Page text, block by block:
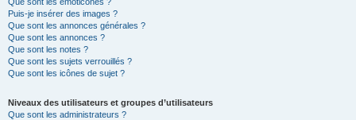
Puis-je insérer des images ?
Que sont les annonces générales ?
Que sont les annonces ?
Que sont les notes ?
Que sont les sujets verrouillés ?
Que sont les icônes de sujet ?
Niveaux des utilisateurs et groupes d’utilisateurs
Que sont les administrateurs ?